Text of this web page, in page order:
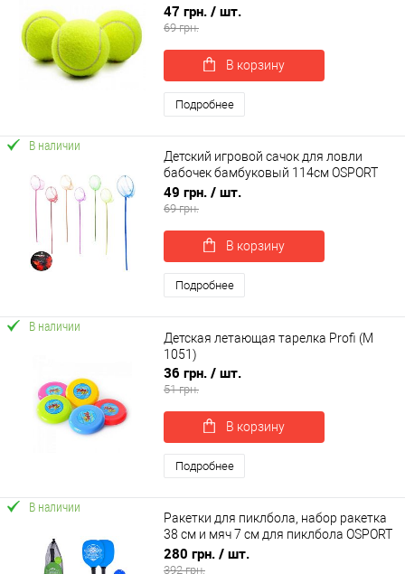
1)
47 грн. / шт.
69 грн.
В корзину
Подробнее
В наличии
Детский игровой сачок для ловли
бабочек бамбуковый 114см OSPORT
(M 0063)
49 грн. / шт.
69 грн.
В корзину
Подробнее
В наличии
Детская летающая тарелка Profi (M
1051)
36 грн. / шт.
51 грн.
В корзину
Подробнее
В наличии
Ракетки для пиклбола, набор ракетка
38 см и мяч 7 см для пиклбола OSPORT
(MR 1497)
280 грн. / шт.
392 грн.